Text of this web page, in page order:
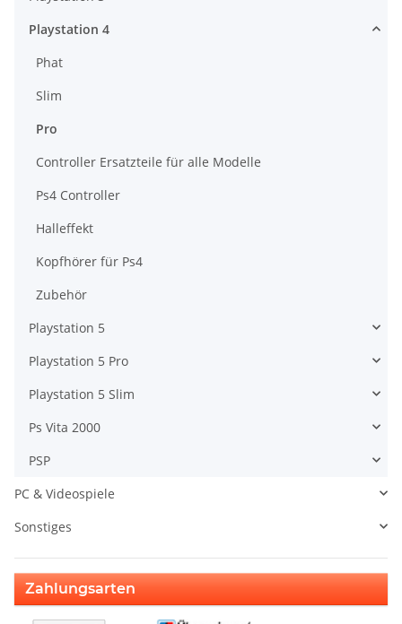
Playstation 4
Phat
Slim
Pro
Controller Ersatzteile für alle Modelle
Ps4 Controller
Halleffekt
Kopfhörer für Ps4
Zubehör
Playstation 5
Playstation 5 Pro
Playstation 5 Slim
Ps Vita 2000
PSP
PC & Videospiele
Sonstiges
Zahlungsarten